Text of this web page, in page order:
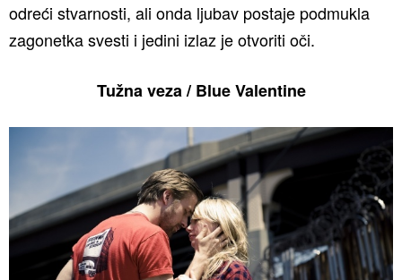
odreći stvarnosti, ali onda ljubav postaje podmukla
zagonetka svesti i jedini izlaz je otvoriti oči.
Tužna veza / Blue Valentine